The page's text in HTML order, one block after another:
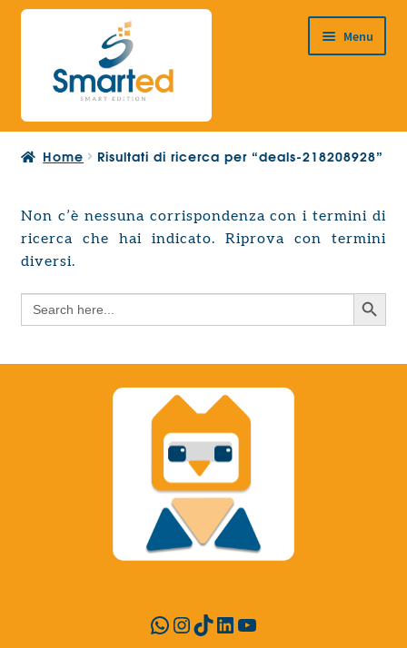
Vai
navigazione
Vai
contenuto
Menu
HOME
PRODOTTI
Espandi
il
child
PROGETTAZIONE EUROPEA
menu
child
Search
Home Risultati di ricerca per “deals-218208928”
Non c’è nessuna corrispondenza con i termini di
ricerca che hai indicato. Riprova con termini
diversi.
Search
for:
Search Button
WhatsApp
Instagram
TikTok
LinkedIn
YouTube